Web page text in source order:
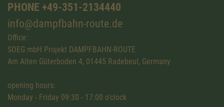
PHONE +49-351-2134440
info@dampfbahn-route.de
Office:
SOEG mbH Projekt DAMPFBAHN-ROUTE
Am Alten Güterboden 4, 01445 Radebeul, Germany
opening hours:
Monday - Friday 09:30 - 17:00 o'clock